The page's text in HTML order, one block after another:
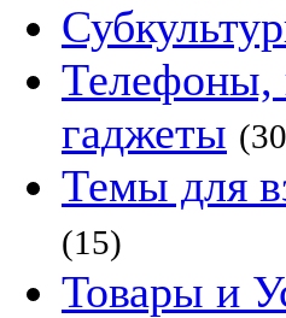
Телефоны,
гаджеты
Темы для
(15)
Товары и